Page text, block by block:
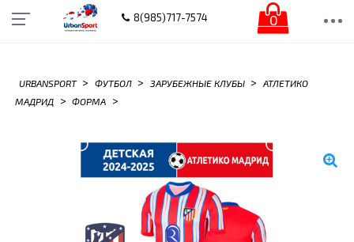
8(985)717-7574 0
URBANSPORT > ФУТБОЛ > ЗАРУБЕЖНЫЕ КЛУБЫ >
АТЛЕТИКО
МАДРИД
> ФОРМА >